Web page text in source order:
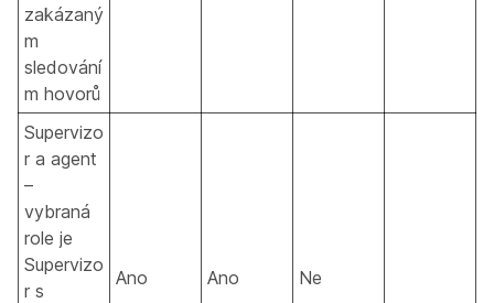
zakázaný
m
sledování
m hovorů
Supervizo
r a agent
–
vybraná
role je
Supervizo
r s
Ano Ano Ne